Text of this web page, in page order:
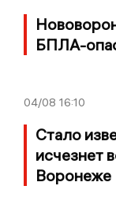
БПЛА-
04/08 16:10
Стало
исчезнет
Воронеже